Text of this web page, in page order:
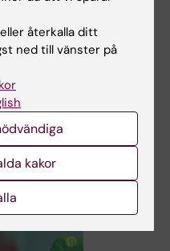
för att bygga långsiktig
projektet HELIX,
från STINT för att
forsknings- och
och Brasilien inom
återkalla ditt
ned till vänster på
kakor